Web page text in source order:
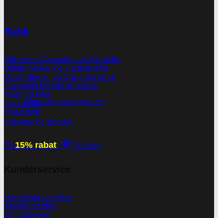
Oplev alle vores tests her
Butik
Alle vores Cannabis -og Skunkfrø
Billige Skunk -og Cannabisfrø
Gratis Skunk -og Cannabisfrø 🌿
Cannabis brands og avlere
Papir og filter
Narkotests
Headshop
Rabatter og tilbud💰
Få 15% rabat 💸 Klik her
Handelsbetingelser
Artikler og blog
Om Subseed